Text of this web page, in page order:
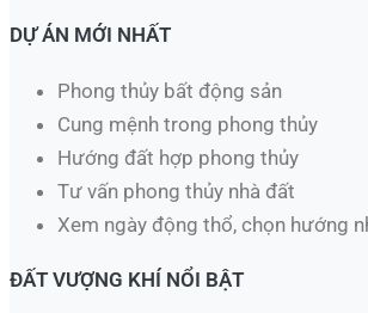
DỰ ÁN MỚI NHẤT
Phong thủy bất động sản
Cung mệnh trong phong thủy
Hướng đất hợp phong thủy
Tư vấn phong thủy nhà đất
Xem ngày động thổ, chọn hướng
ĐẤT VƯỢNG KHÍ NỔI BẬT